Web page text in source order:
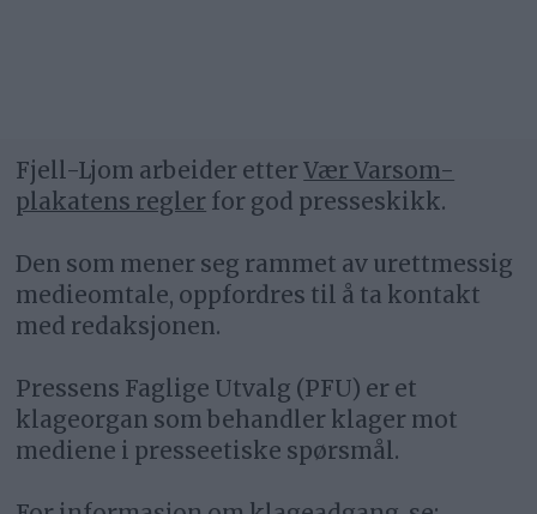
Fjell-Ljom arbeider etterVær Varsom-
plakatens regler for god presseskikk.
Den som mener seg rammet av urettmessig
medieomtale, oppfordres til å ta kontakt
med redaksjonen.
Pressens Faglige Utvalg (PFU) er et
klageorgan som behandler klager mot
mediene i presseetiske spørsmål.